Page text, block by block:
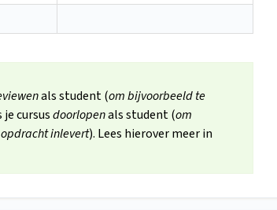
als student (om bijvoorbeeld te
je cursusdoorlopenals student (om
inlevert). Lees hierover meer in